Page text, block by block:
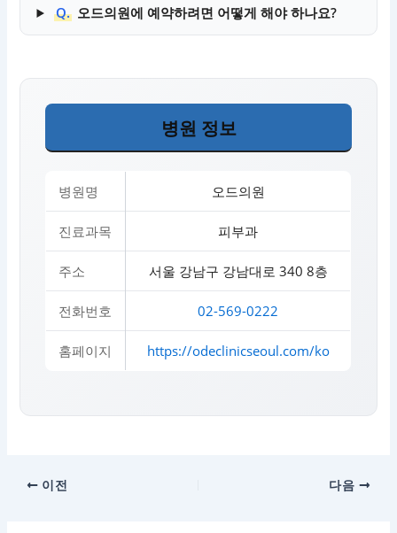
Q. 오드의원에 예약하려면 어떻게 해야 하나요?
병원 정보
병원명 오드의원
진료과목 피부과
주소 서울 강남구 강남대로 340 8층
전화번호 02-569-0222
홈페이지 https://odeclinicseoul.com/ko
이전 다음